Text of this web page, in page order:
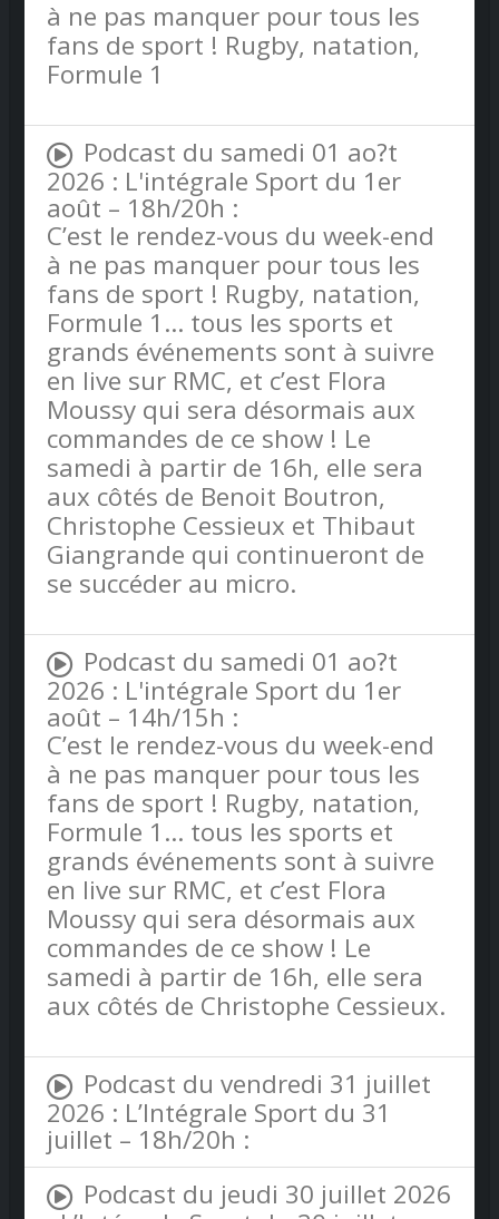
à ne pas manquer pour tous les
fans de sport ! Rugby, natation,
Formule 1
Podcast du samedi 01 ao?t
2026 : L'intégrale Sport du 1er
août – 18h/20h :
C’est le rendez-vous du week-end
à ne pas manquer pour tous les
fans de sport ! Rugby, natation,
Formule 1… tous les sports et
grands événements sont à suivre
en live sur RMC, et c’est Flora
Moussy qui sera désormais aux
commandes de ce show ! Le
samedi à partir de 16h, elle sera
aux côtés de Benoit Boutron,
Christophe Cessieux et Thibaut
Giangrande qui continueront de
se succéder au micro.
Podcast du samedi 01 ao?t
2026 : L'intégrale Sport du 1er
août – 14h/15h :
C’est le rendez-vous du week-end
à ne pas manquer pour tous les
fans de sport ! Rugby, natation,
Formule 1… tous les sports et
grands événements sont à suivre
en live sur RMC, et c’est Flora
Moussy qui sera désormais aux
commandes de ce show ! Le
samedi à partir de 16h, elle sera
aux côtés de Christophe Cessieux.
Podcast du vendredi 31 juillet
2026 : L’Intégrale Sport du 31
juillet – 18h/20h :
Podcast du jeudi 30 juillet 2026